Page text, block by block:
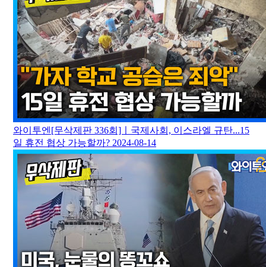
와이투엔[무삭제판 336회]ㅣ국제사회, 이스라엘 규탄...15
일 휴전 협상 가능할까? 2024-08-14